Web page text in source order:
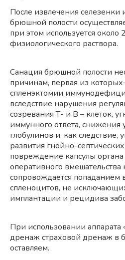
После извлечения селезенки
брюшной полости
при этом используется около
физиологического раствора.
Санация брюшной полости
причинам, первая из
спленэктомии
вследствие нарушения
созревания Т- и В – клеток,
иммунного ответа, снижения
глобулинов и, как следствие,
развития гнойно-
повреждение капсулы
оперативного
сопровождается попаданием
спленоцитов, не
имплантации и рецидива
При использовании аппарата
дренаж страховой дренаж в
оставляем.